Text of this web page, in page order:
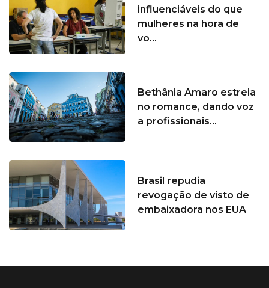
influenciáveis do que
mulheres na hora de
vo...
Bethânia Amaro estreia
no romance, dando voz
a profissionais...
Brasil repudia
revogação de visto de
embaixadora nos EUA